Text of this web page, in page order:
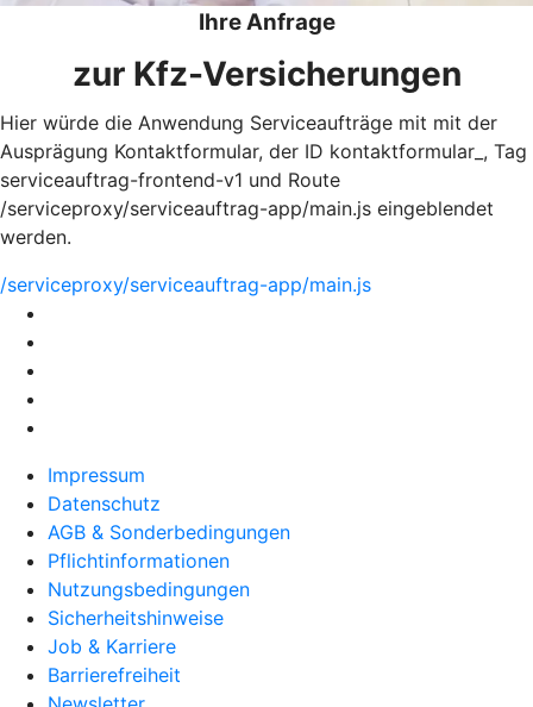
Ihre Anfrage
zur Kfz-Versicherungen
Hier würde die Anwendung Serviceaufträge mit mit der
Ausprägung Kontaktformular, der ID kontaktformular_, Tag
serviceauftrag-frontend-v1 und Route
/serviceproxy/serviceauftrag-app/main.js eingeblendet
werden.
/serviceproxy/serviceauftrag-app/main.js
Impressum
Datenschutz
AGB & Sonderbedingungen
Pflichtinformationen
Nutzungsbedingungen
Sicherheitshinweise
Job & Karriere
Barrierefreiheit